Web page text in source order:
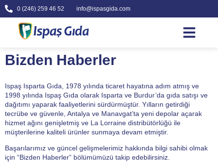
0 (246) 259 46 52 info@ispasgida.com
Bizden Haberler
Ispaş Isparta Gıda, 1978 yılında ticaret hayatına adım atmış ve
1998 yılında Ispaş Gıda olarak Isparta ve Burdur’da gıda satışı ve
dağıtımı yaparak faaliyetlerini sürdürmüştür. Yılların getirdiği
tecrübe ve güvenle, Antalya ve Manavgat’ta yeni depolar açarak
hizmet ağını genişletmiş ve La Lorraine distribütörlüğü ile
müşterilerine kaliteli ürünler sunmaya devam etmiştir.
Başarılarımız ve güncel gelişmelerimiz hakkında bilgi sahibi olmak
için “Bizden Haberler” bölümümüzü takip edebilirsiniz.